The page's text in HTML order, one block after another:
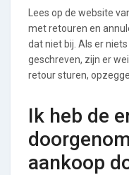
Lees op de website
met retouren en
dat niet bij. Als er
geschreven, zijn er
retour sturen,
Ik heb de
aankoop